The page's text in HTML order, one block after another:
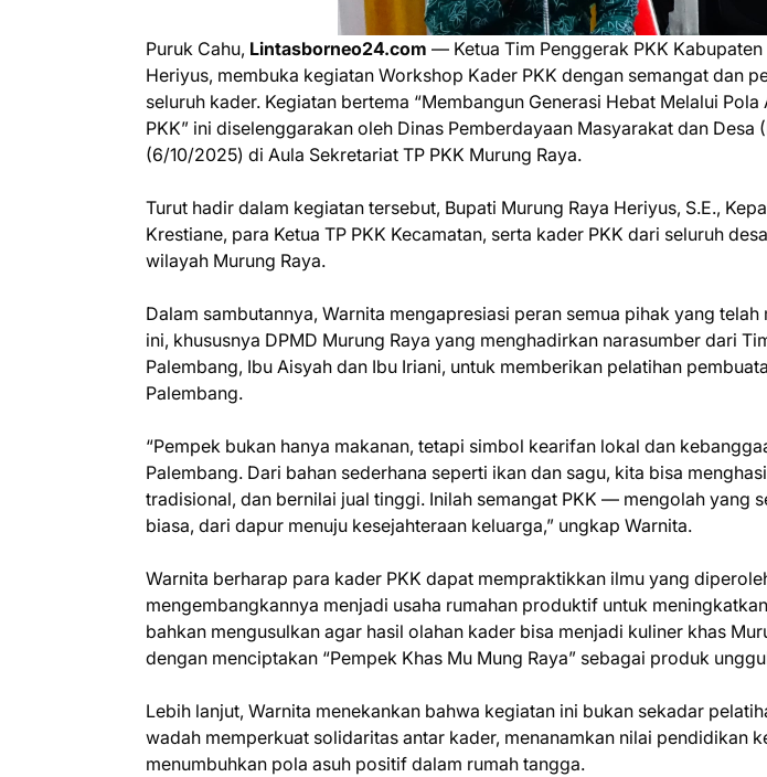
Puruk Cahu, Lintasborneo24.com — Ketua Tim Penggerak PKK Kabupaten
Heriyus, membuka kegiatan Workshop Kader PKK dengan semangat dan
seluruh kader. Kegiatan bertema “Membangun Generasi Hebat Melalui Pola
PKK” ini diselenggarakan oleh Dinas Pemberdayaan Masyarakat dan Desa
(6/10/2025) di Aula Sekretariat TP PKK Murung Raya.
Turut hadir dalam kegiatan tersebut, Bupati Murung Raya Heriyus, S.E.,
Krestiane, para Ketua TP PKK Kecamatan, serta kader PKK dari seluruh
wilayah Murung Raya.
Dalam sambutannya, Warnita mengapresiasi peran semua pihak yang
ini, khususnya DPMD Murung Raya yang menghadirkan narasumber dari
Palembang, Ibu Aisyah dan Ibu Iriani, untuk memberikan pelatihan
Palembang.
“Pempek bukan hanya makanan, tetapi simbol kearifan lokal dan
Palembang. Dari bahan sederhana seperti ikan dan sagu, kita bisa
tradisional, dan bernilai jual tinggi. Inilah semangat PKK — mengolah yang
biasa, dari dapur menuju kesejahteraan keluarga,” ungkap Warnita.
Warnita berharap para kader PKK dapat mempraktikkan ilmu yang
mengembangkannya menjadi usaha rumahan produktif untuk
bahkan mengusulkan agar hasil olahan kader bisa menjadi kuliner khas
dengan menciptakan “Pempek Khas Mu Mung Raya” sebagai produk
Lebih lanjut, Warnita menekankan bahwa kegiatan ini bukan sekadar
wadah memperkuat solidaritas antar kader, menanamkan nilai pendidikan
menumbuhkan pola asuh positif dalam rumah tangga.